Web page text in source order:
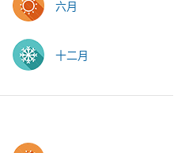
六月
十二月